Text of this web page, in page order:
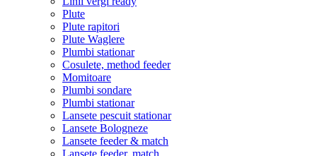
Plute
Plute rapitori
Plute Waglere
Plumbi stationar
Cosulete, method feeder
Momitoare
Plumbi sondare
Plumbi stationar
Lansete pescuit stationar
Lansete Bologneze
Lansete feeder & match
Lansete feeder, match